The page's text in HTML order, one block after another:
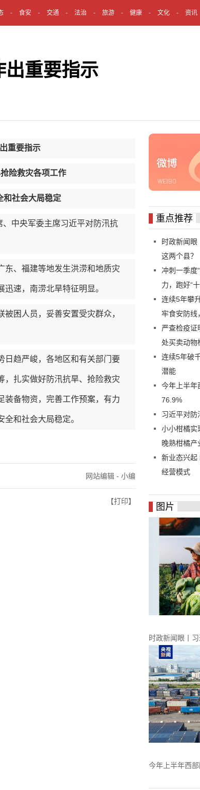
食安 交通 法治 旅游 健康 文化 资讯
出重要指示
重要指示
险救灾各项工作
社会大局稳定
中央军委主席习近平对防汛抗
、福建等地发生洪涝和地质灾
速，南涝北旱特征明显。
困人员，妥善安置受灾群众，
趋严峻，各地区和有关部门要
，扎实做好防汛抗旱、抢险救灾
装备物资，完善工作预案，有力
和社会大局稳定。
网站编辑 - 小编
【打印】
重点推荐
时政新闻
这两个县？
冲刺一季度
力，跑好“
连续5年攀
牢食安防线
严查检疫证
处买卖动物
连续5年破
潜能
今年上半年
76.9%
习近平对防
小小柑橘实
晚熟柑橘产
新业态兴起
经营模式
图片
时政新闻眼丨
个县？
今年上半年西